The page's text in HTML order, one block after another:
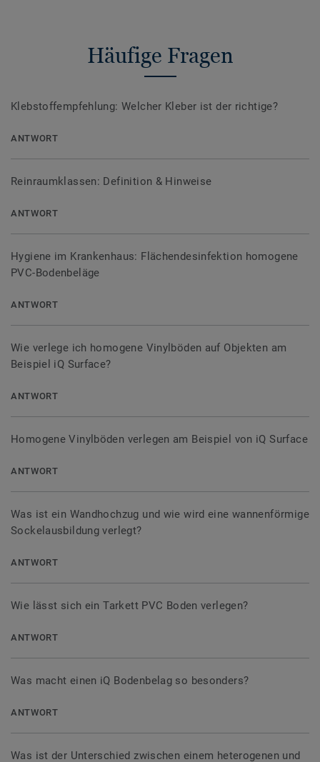
Häufige Fragen
Klebstoffempfehlung: Welcher Kleber ist der richtige?
ANTWORT
Reinraumklassen: Definition & Hinweise
ANTWORT
Hygiene im Krankenhaus: Flächendesinfektion homogene
PVC-Bodenbeläge
ANTWORT
Wie verlege ich homogene Vinylböden auf Objekten am
Beispiel iQ Surface?
ANTWORT
Homogene Vinylböden verlegen am Beispiel von iQ Surface
ANTWORT
Was ist ein Wandhochzug und wie wird eine wannenförmige
Sockelausbildung verlegt?
ANTWORT
Wie lässt sich ein Tarkett PVC Boden verlegen?
ANTWORT
Was macht einen iQ Bodenbelag so besonders?
ANTWORT
Was ist der Unterschied zwischen einem heterogenen und